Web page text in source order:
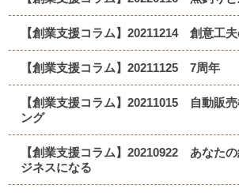
【創業支援コラム】20211214 創意工
【創業支援コラム】20211125 7周年
【創業支援コラム】20211015 自動販
ング
【創業支援コラム】20210922 あなた
ジネスになる